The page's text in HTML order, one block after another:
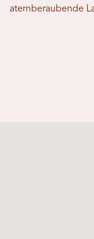
atemberaubende